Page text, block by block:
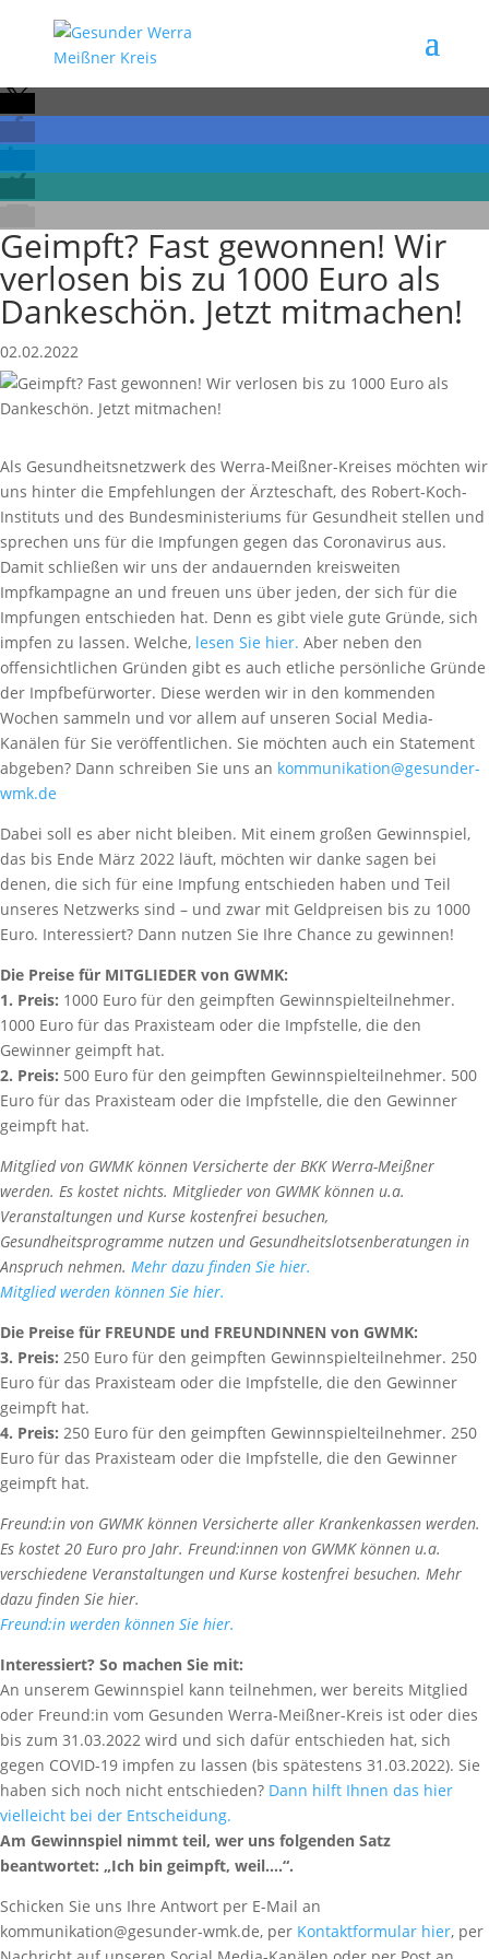
Geimpft? Fast gewonnen! Wir
verlosen bis zu 1000 Euro als
Dankeschön. Jetzt mitmachen!
02.02.2022
Als Gesundheitsnetzwerk des Werra-Meißner-Kreises möchten wir
uns hinter die Empfehlungen der Ärzteschaft, des Robert-Koch-
Instituts und des Bundesministeriums für Gesundheit stellen und
sprechen uns für die Impfungen gegen das Coronavirus aus.
Damit schließen wir uns der andauernden kreisweiten
Impfkampagne an und freuen uns über jeden, der sich für die
Impfungen entschieden hat. Denn es gibt viele gute Gründe, sich
impfen zu lassen. Welche, lesen Sie hier. Aber neben den
offensichtlichen Gründen gibt es auch etliche persönliche Gründe
der Impfbefürworter. Diese werden wir in den kommenden
Wochen sammeln und vor allem auf unseren Social Media-
Kanälen für Sie veröffentlichen. Sie möchten auch ein Statement
abgeben? Dann schreiben Sie uns an kommunikation@gesunder-
wmk.de
Dabei soll es aber nicht bleiben. Mit einem großen Gewinnspiel,
das bis Ende März 2022 läuft, möchten wir danke sagen bei
denen, die sich für eine Impfung entschieden haben und Teil
unseres Netzwerks sind – und zwar mit Geldpreisen bis zu 1000
Euro. Interessiert? Dann nutzen Sie Ihre Chance zu gewinnen!
Die Preise für MITGLIEDER von GWMK:
1. Preis: 1000 Euro für den geimpften Gewinnspielteilnehmer.
1000 Euro für das Praxisteam oder die Impfstelle, die den
Gewinner geimpft hat.
2. Preis: 500 Euro für den geimpften Gewinnspielteilnehmer. 500
Euro für das Praxisteam oder die Impfstelle, die den Gewinner
geimpft hat.
Mitglied von GWMK können Versicherte der BKK Werra-Meißner
werden. Es kostet nichts. Mitglieder von GWMK können u.a.
Veranstaltungen und Kurse kostenfrei besuchen,
Gesundheitsprogramme nutzen und Gesundheitslotsenberatungen in
Anspruch nehmen. Mehr dazu finden Sie hier.
Mitglied werden können Sie hier.
Die Preise für FREUNDE und FREUNDINNEN von GWMK:
3. Preis: 250 Euro für den geimpften Gewinnspielteilnehmer. 250
Euro für das Praxisteam oder die Impfstelle, die den Gewinner
geimpft hat.
4. Preis: 250 Euro für den geimpften Gewinnspielteilnehmer. 250
Euro für das Praxisteam oder die Impfstelle, die den Gewinner
geimpft hat.
Freund:in von GWMK können Versicherte aller Krankenkassen werden.
Es kostet 20 Euro pro Jahr. Freund:innen von GWMK können u.a.
verschiedene Veranstaltungen und Kurse kostenfrei besuchen. Mehr
dazu finden Sie hier.
Freund:in werden können Sie hier.
Interessiert? So machen Sie mit:
An unserem Gewinnspiel kann teilnehmen, wer bereits Mitglied
oder Freund:in vom Gesunden Werra-Meißner-Kreis ist oder dies
bis zum 31.03.2022 wird und sich dafür entschieden hat, sich
gegen COVID-19 impfen zu lassen (bis spätestens 31.03.2022). Sie
haben sich noch nicht entschieden? Dann hilft Ihnen das hier
vielleicht bei der Entscheidung.
Am Gewinnspiel nimmt teil, wer uns folgenden Satz
beantwortet: „Ich bin geimpft, weil….“.
Schicken Sie uns Ihre Antwort per E-Mail an
kommunikation@gesunder-wmk.de, per Kontaktformular hier, per